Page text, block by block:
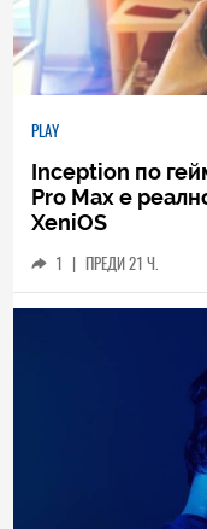
PLAY
Inception по
Pro Max е
XeniOS
1 ПРЕДИ 21 Ч.